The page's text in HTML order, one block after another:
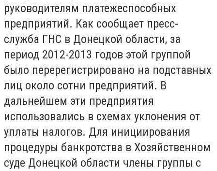
руководителям платежеспособных
предприятий. Как сообщает пресс-
служба ГНС в Донецкой области, за
период 2012-2013 годов этой группой
было перерегистрировано на подставных
лиц около сотни предприятий. В
дальнейшем эти предприятия
использовались в схемах уклонения от
уплаты налогов. Для инициирования
процедуры банкротства в Хозяйственном
суде Донецкой области члены группы с